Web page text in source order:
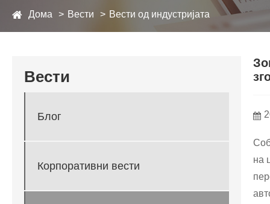
Дома Вести Вести од индустријата
Вести
Блог
Корпоративни вести
на